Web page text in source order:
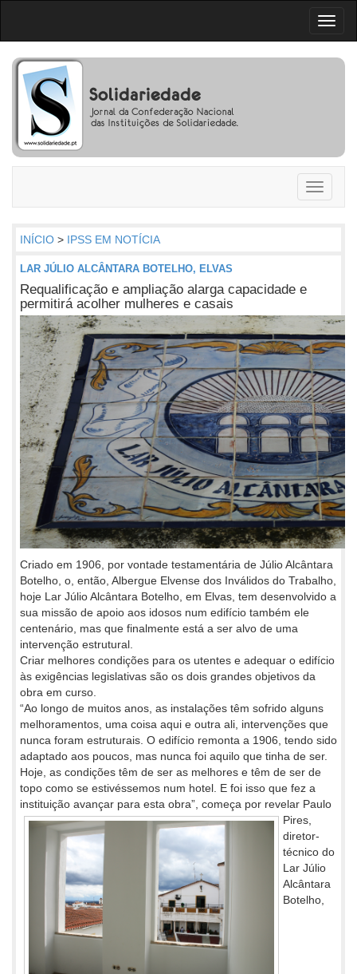
Toggle
INÍCIO > IPSS EM NOTÍCIA
LAR JÚLIO ALCÂNTARA BOTELHO, ELVAS
Requalificação e ampliação alarga capacidade e
permitirá acolher mulheres e casais
Criado em 1906, por vontade testamentária de Júlio Alcântara
Botelho, o, então, Albergue Elvense dos Inválidos do Trabalho,
hoje Lar Júlio Alcântara Botelho, em Elvas, tem desenvolvido a
sua missão de apoio aos idosos num edifício também ele
centenário, mas que finalmente está a ser alvo de uma
intervenção estrutural.
Criar melhores condições para os utentes e adequar o edifício
às exigências legislativas são os dois grandes objetivos da
obra em curso.
“Ao longo de muitos anos, as instalações têm sofrido alguns
melhoramentos, uma coisa aqui e outra ali, intervenções que
nunca foram estruturais. O edifício remonta a 1906, tendo sido
adaptado aos poucos, mas nunca foi aquilo que tinha de ser.
Hoje, as condições têm de ser as melhores e têm de ser de
topo como se estivéssemos num hotel. E foi isso que fez a
instituição avançar para esta obra”, começa por revelar Paulo
Pires,
diretor-
técnico do
Lar Júlio
Alcântara
Botelho,